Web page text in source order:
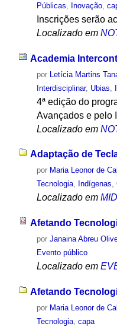
Públicas
Inovação ,
Inscrições serão
Localizado em
Academia
por Letícia Martins
Interdisciplinar, Ubias
4ª edição do
Avançados e pelo
Localizado em
Adaptação de
por Maria Leonor de
Tecnologia, Indígenas,
Localizado em
Afetando
porJanaina Abreu
Evento público
Localizado em
Afetando
por Maria Leonor de
Tecnologia ,capa